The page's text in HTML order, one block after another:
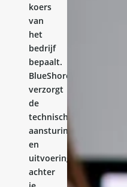
koers
van
het
bedrijf
bepaalt.
BlueShores
verzorgt
de
technische
aansturing
en
uitvoering
achter